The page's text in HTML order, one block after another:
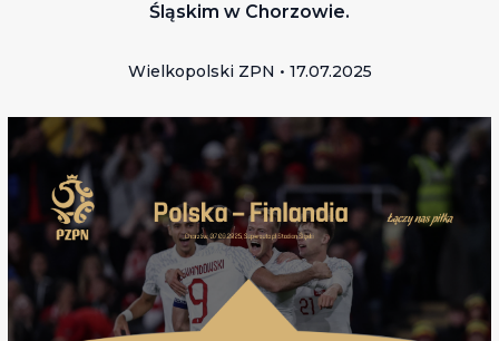
Śląskim w Chorzowie.
Wielkopolski ZPN • 17.07.2025